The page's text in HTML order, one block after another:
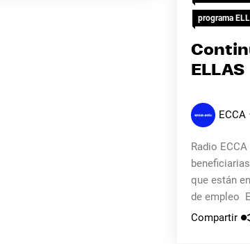
programa
ELLAS
ECCA
Radio
que están
de empleo
Compartir